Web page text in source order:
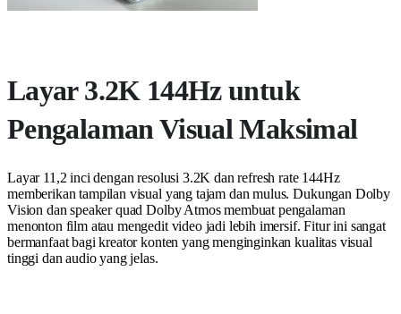
Layar 3.2K 144Hz untuk
Pengalaman Visual Maksimal
Layar 11,2 inci dengan resolusi 3.2K dan refresh rate 144Hz
memberikan tampilan visual yang tajam dan mulus. Dukungan Dolby
Vision dan speaker quad Dolby Atmos membuat pengalaman
menonton film atau mengedit video jadi lebih imersif. Fitur ini sangat
bermanfaat bagi kreator konten yang menginginkan kualitas visual
tinggi dan audio yang jelas.